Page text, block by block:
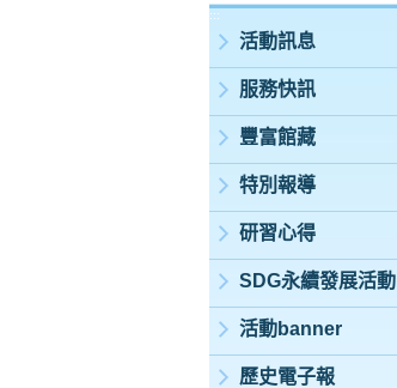
:::
活動訊息
服務快訊
豐富館藏
特別報導
研習心得
SDG永續發展活動
活動banner
歷史電子報